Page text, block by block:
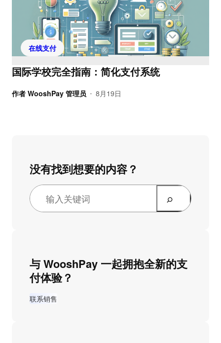
在线支付
国际学校完全指南：简化支付系统
作者 WooshPay 管理员 • 8月19日
没有找到想要的内容？
与 WooshPay 一起拥抱全新的支
付体验？
联系销售